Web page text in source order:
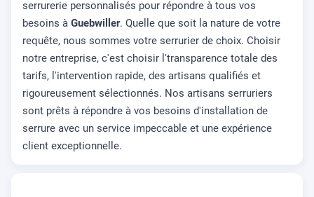
serrurerie personnalisés pour répondre à tous vos
besoins à Guebwiller. Quelle que soit la nature de votre
requête, nous sommes votre serrurier de choix. Choisir
notre entreprise, c'est choisir l'transparence totale des
tarifs, l'intervention rapide, des artisans qualifiés et
rigoureusement sélectionnés. Nos artisans serruriers
sont prêts à répondre à vos besoins d'installation de
serrure avec un service impeccable et une expérience
client exceptionnelle.